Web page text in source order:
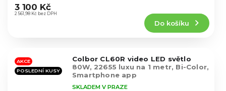
hodnocení
produktu
hvězdiček.
2 561,98 Kč bez DPH
3 100 Kč
Do košíku
AKCE
POSLEDNÍ KUSY
Colbor CL60R video LED světlo
80W, 22655 luxu na 1 metr, Bi-Color,
Smartphone app
SKLADEM V PRAZE